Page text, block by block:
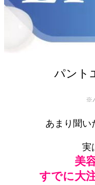
パント
※
あまり聞い
実
美
すでに大